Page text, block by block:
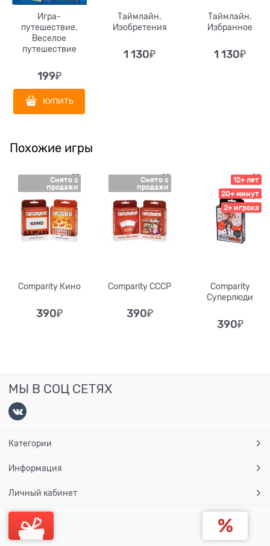
Игра-
путешествие.
Веселое
путешествие
199₽
КУПИТЬ
Таймлайн.
Изобретения
1 130₽
Таймлайн.
Избранное
1 130₽
Похожие игры
Снято с
продажи
Comparity Кино
390₽
Снято с
продажи
Comparity СССР
390₽
12+ лет
20+ минут
2+ игрока
Comparity
Суперлюди
390₽
МЫ В СОЦ СЕТЯХ
Категории
Информация
Личный кабинет